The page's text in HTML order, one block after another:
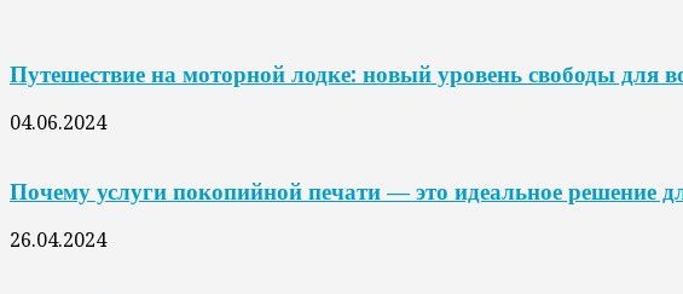
Путешествие на моторной лодке: новый уровень свободы для
04.06.2024
Почему услуги покопийной печати — это идеальное решение
26.04.2024